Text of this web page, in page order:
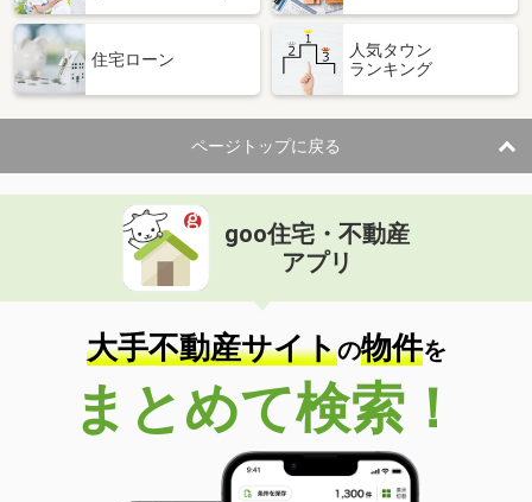
住宅ローン
人気タウン
ランキング
ページトップに戻る
goo住宅・不動産
アプリ
大手不動産サイトの物件を
まとめて検索！